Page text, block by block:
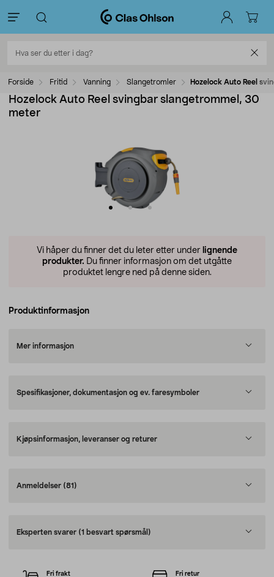
Forside Fritid Vanning Slangetromler Hozelock Auto Reel
Hozelock Auto Reel svingbar slangetrommel, 30
meter
Vi håper du finner det du leter etter under lignende
produkter. Du finner informasjon om det utgåtte
produktet lengre ned på denne siden.
Produktinformasjon
Mer informasjon
Spesifikasjoner, dokumentasjon og ev. faresymboler
Kjøpsinformasjon, leveranser og returer
Anmeldelser (81)
Eksperten svarer (1 besvart spørsmål)
Fri frakt Fri retur